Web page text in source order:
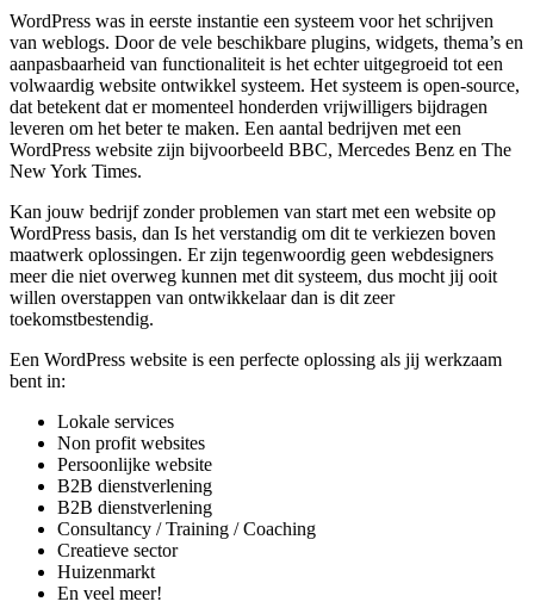
WordPress was in eerste instantie een systeem voor het schrijven
van weblogs. Door de vele beschikbare plugins, widgets, thema’s en
aanpasbaarheid van functionaliteit is het echter uitgegroeid tot een
volwaardig website ontwikkel systeem. Het systeem is open-source,
dat betekent dat er momenteel honderden vrijwilligers bijdragen
leveren om het beter te maken. Een aantal bedrijven met een
WordPress website zijn bijvoorbeeld BBC, Mercedes Benz en The
New York Times.
Kan jouw bedrijf zonder problemen van start met een website op
WordPress basis, dan Is het verstandig om dit te verkiezen boven
maatwerk oplossingen. Er zijn tegenwoordig geen webdesigners
meer die niet overweg kunnen met dit systeem, dus mocht jij ooit
willen overstappen van ontwikkelaar dan is dit zeer
toekomstbestendig.
Een WordPress website is een perfecte oplossing als jij werkzaam
bent in:
Lokale services
Non profit websites
Persoonlijke website
B2B dienstverlening
B2B dienstverlening
Consultancy / Training / Coaching
Creatieve sector
Huizenmarkt
En veel meer!